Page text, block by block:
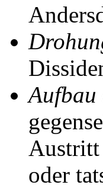
Aufbau
Austritt
oder